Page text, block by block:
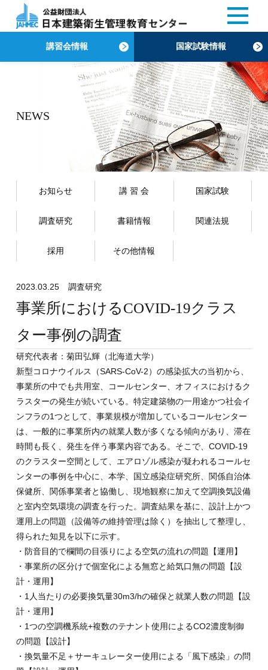
講習会情報 国家試験情報
NEWS
お知らせ 講 習 会 国家試験
調査研究 書籍情報 関連法規
採用 その他情報
2023.03.25 調査研究
事業所におけるCOVID-19クラス
ター事例の調査
研究代表者：菊田弘輝（北海道大学）
新型コロナウイルス（SARS-CoV-2）の感染拡大の当初から、
事業所の中でも共用室、コールセンター、オフィスにおけるク
ラスターの発生が続いている。特定建築物の一用途かつ社会イ
ンフラの1つとして、事業規模が増加しているコールセンター
は、一般的に事業所内の就業人数が多くなる傾向があり、滞在
時間も長く、発生を伴う事業内容である。そこで、COVID-19
のクラスター空間として、エアロゾル感染が疑われるコールセ
ンターの事例を中心に、本学、国立感染症研究所、関係自治体
保健所、関係事業者と協働し、現地観察に加えて空調換気設備
と室内空気環境の調査を行った。調査結果を基に、設計上かつ
運用上の問題（設備等の維持管理は除く）を抽出して整理し、
得られた知見を以下に示す。
・防音目的で欄間の目張りによる空気の流れの問題【運用】
・事業所の区分けで個室化による無窓と給気口無の問題【設
計・運用】
・1人当たりの必要換気量30m3/hの確保と就業人数の問題【設
計・運用】
・1つの空調機系統+複数のテナント使用によるCO2濃度制御
の問題【設計】
・換気量不足＋サーキュレーター使用による「風下感染」の問